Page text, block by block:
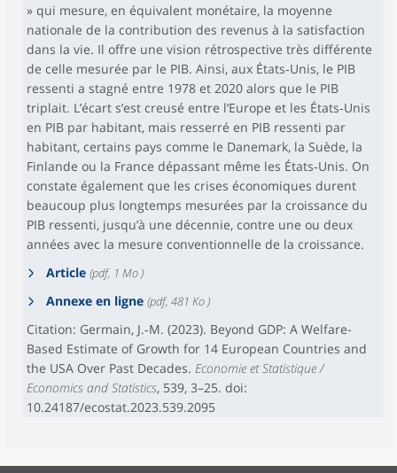
» qui mesure, en équivalent monétaire, la moyenne
nationale de la contribution des revenus à la satisfaction
dans la vie. Il offre une vision rétrospective très différente
de celle mesurée par le PIB. Ainsi, aux États‑Unis, le PIB
ressenti a stagné entre 1978 et 2020 alors que le PIB
triplait. L’écart s’est creusé entre l’Europe et les États‑Unis
en PIB par habitant, mais resserré en PIB ressenti par
habitant, certains pays comme le Danemark, la Suède, la
Finlande ou la France dépassant même les États‑Unis. On
constate également que les crises économiques durent
beaucoup plus longtemps mesurées par la croissance du
PIB ressenti, jusqu’à une décennie, contre une ou deux
années avec la mesure conventionnelle de la croissance.
Article (pdf, 1 Mo )
Annexe en ligne (pdf, 481 Ko )
Citation: Germain, J.‑M. (2023). Beyond GDP: A Welfare-
Based Estimate of Growth for 14 European Countries and
the USA Over Past Decades. Economie et Statistique /
Economics and Statistics, 539, 3–25. doi:
10.24187/ecostat.2023.539.2095